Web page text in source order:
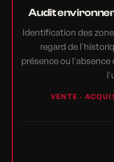
Audit
Identification des
regard de
présence ou
VENTE ·